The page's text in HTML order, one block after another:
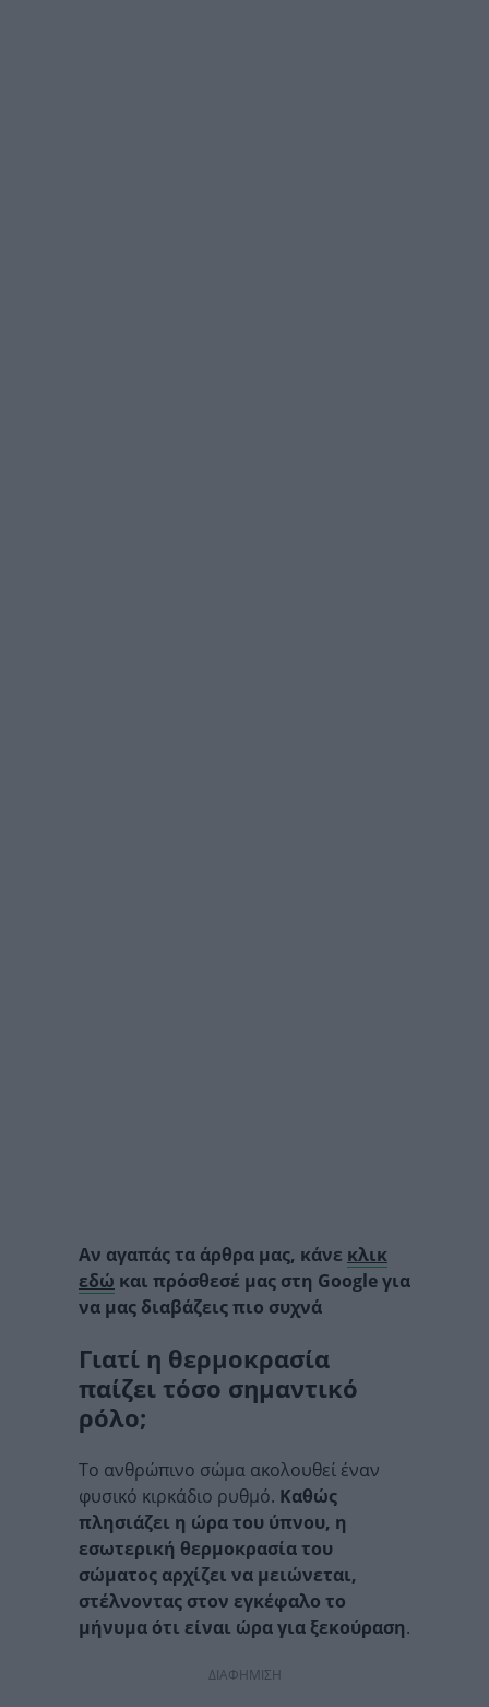
Αν αγαπάς τα άρθρα μας, κάνε κλικ
εδώ και πρόσθεσέ μας στη Google για
να μας διαβάζεις πιο συχνά
Γιατί η θερμοκρασία
παίζει τόσο σημαντικό
ρόλο;
Το ανθρώπινο σώμα ακολουθεί έναν
φυσικό κιρκάδιο ρυθμό. Καθώς
πλησιάζει η ώρα του ύπνου, η
εσωτερική θερμοκρασία του
σώματος αρχίζει να μειώνεται,
στέλνοντας στον εγκέφαλο το
μήνυμα ότι είναι ώρα για ξεκούραση.
ΔΙΑΦΗΜΙΣΗ